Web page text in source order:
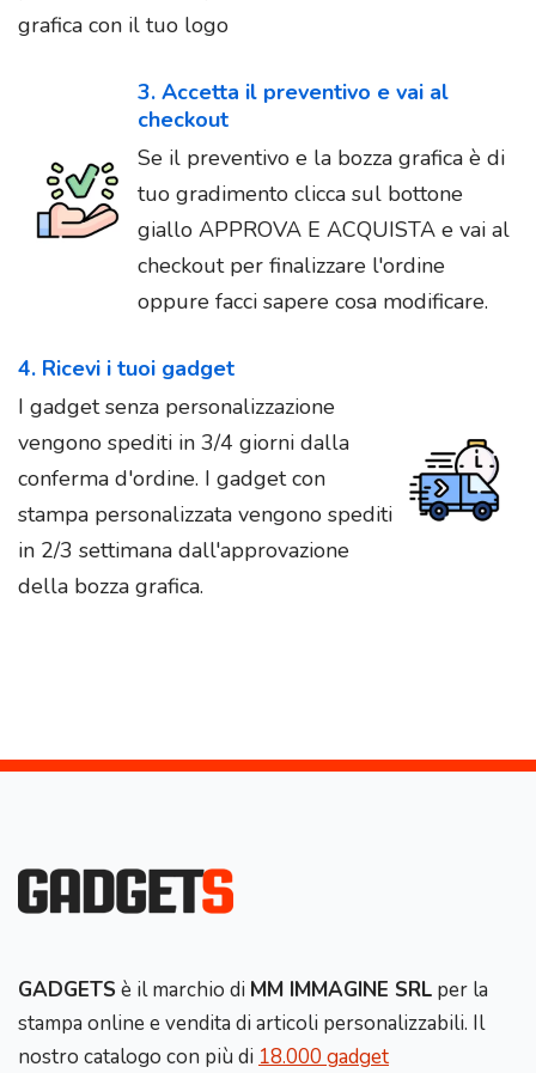
grafica con il tuo logo
3. Accetta il preventivo e vai al
checkout
Se il preventivo e la bozza grafica è di
tuo gradimento clicca sul bottone
giallo APPROVA E ACQUISTA e vai al
checkout per finalizzare l'ordine
oppure facci sapere cosa modificare.
4. Ricevi i tuoi gadget
I gadget senza personalizzazione
vengono spediti in 3/4 giorni dalla
conferma d'ordine. I gadget con
stampa personalizzata vengono spediti
in 2/3 settimana dall'approvazione
della bozza grafica.
GADGETS è il marchio di MM IMMAGINE SRL per la
stampa online e vendita di articoli personalizzabili. Il
nostro catalogo con più di 18.000 gadget